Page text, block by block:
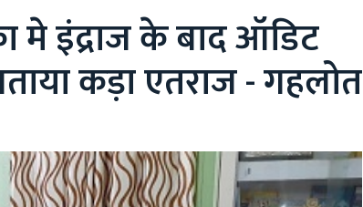
मे इंद्राज के बाद ऑडिट
कड़ा एतराज - गहलोत